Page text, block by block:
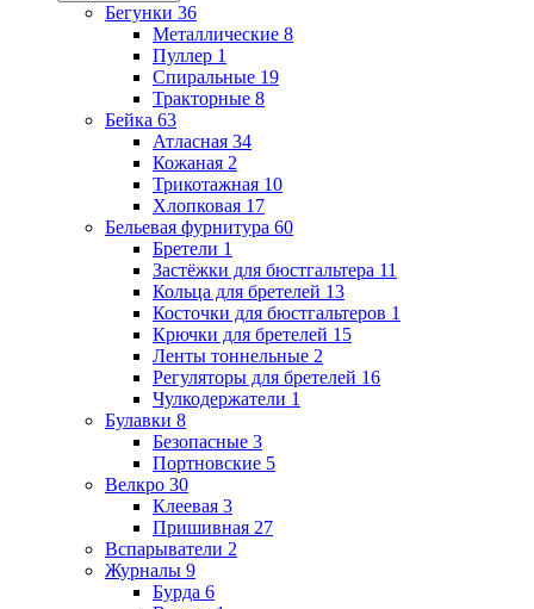
Бегунки 36
Металлические 8
Пуллер 1
Спиральные 19
Тракторные 8
Бейка 63
Атласная 34
Кожаная 2
Трикотажная 10
Хлопковая 17
Бельевая фурнитура 60
Бретели 1
Застёжки для бюстгальтера 11
Кольца для бретелей 13
Косточки для бюстгальтеров 1
Крючки для бретелей 15
Ленты тоннельные 2
Регуляторы для бретелей 16
Чулкодержатели 1
Булавки 8
Безопасные 3
Портновские 5
Велкро 30
Клеевая 3
Пришивная 27
Вспарыватели 2
Журналы 9
Бурда 6